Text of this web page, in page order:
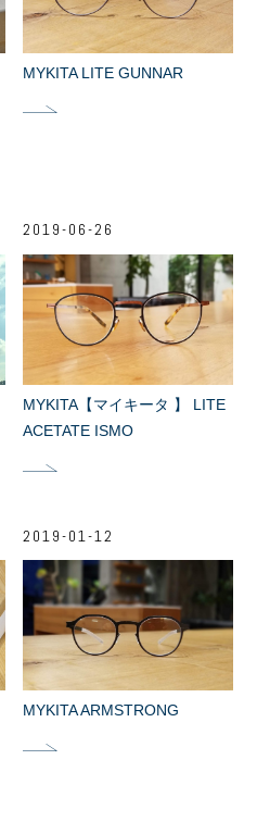
MYKITA LITE GUNNAR
2019-06-26
MYKITA【マイキータ 】 LITE
ACETATE ISMO
2019-01-12
MYKITA ARMSTRONG